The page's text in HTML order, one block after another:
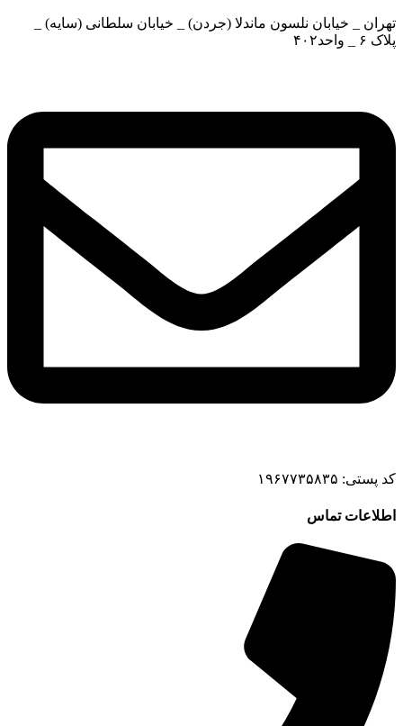
تهران _ خیابان نلسون ماندلا (جردن) _ خیابان سلطانی (سایه) _
پلاک ۶ _ واحد۴۰۲
کد پستی: ۱۹۶۷۷۳۵۸۳۵
اطلاعات تماس